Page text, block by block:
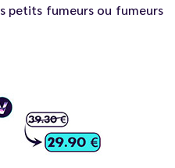
petits fumeurs ou fumeurs